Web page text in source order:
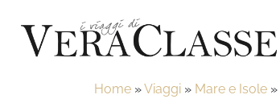
Home »Viaggi » Mare e Isole »